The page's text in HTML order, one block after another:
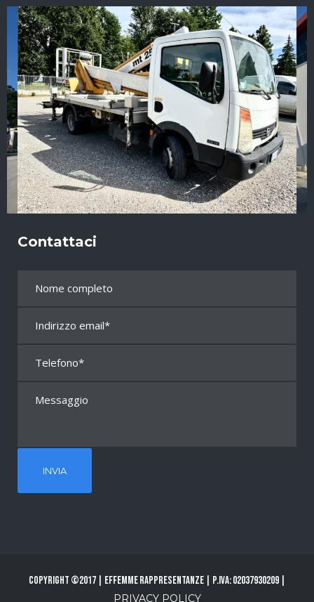
Contattaci
Copyright ©2017 | Effemme Rappresentanze | P.Iva: 02037930209 |
PRIVACY POLICY